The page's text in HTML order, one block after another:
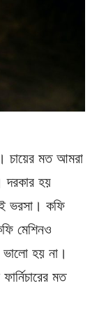
চায়ের মত আমরা
দরকার হয়
ভরসা। কফি
মেশিনও
হয় না।
মত